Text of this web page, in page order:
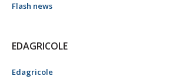
Flash news
EDAGRICOLE
Edagricole